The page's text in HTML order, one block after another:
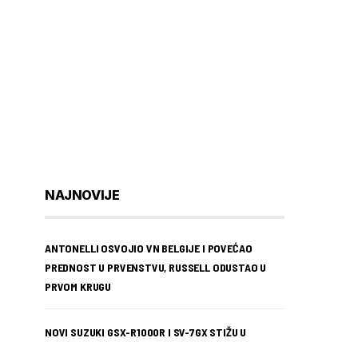
NAJNOVIJE
ANTONELLI OSVOJIO VN BELGIJE I POVEĆAO
PREDNOST U PRVENSTVU, RUSSELL ODUSTAO U
PRVOM KRUGU
NOVI SUZUKI GSX-R1000R I SV-7GX STIŽU U